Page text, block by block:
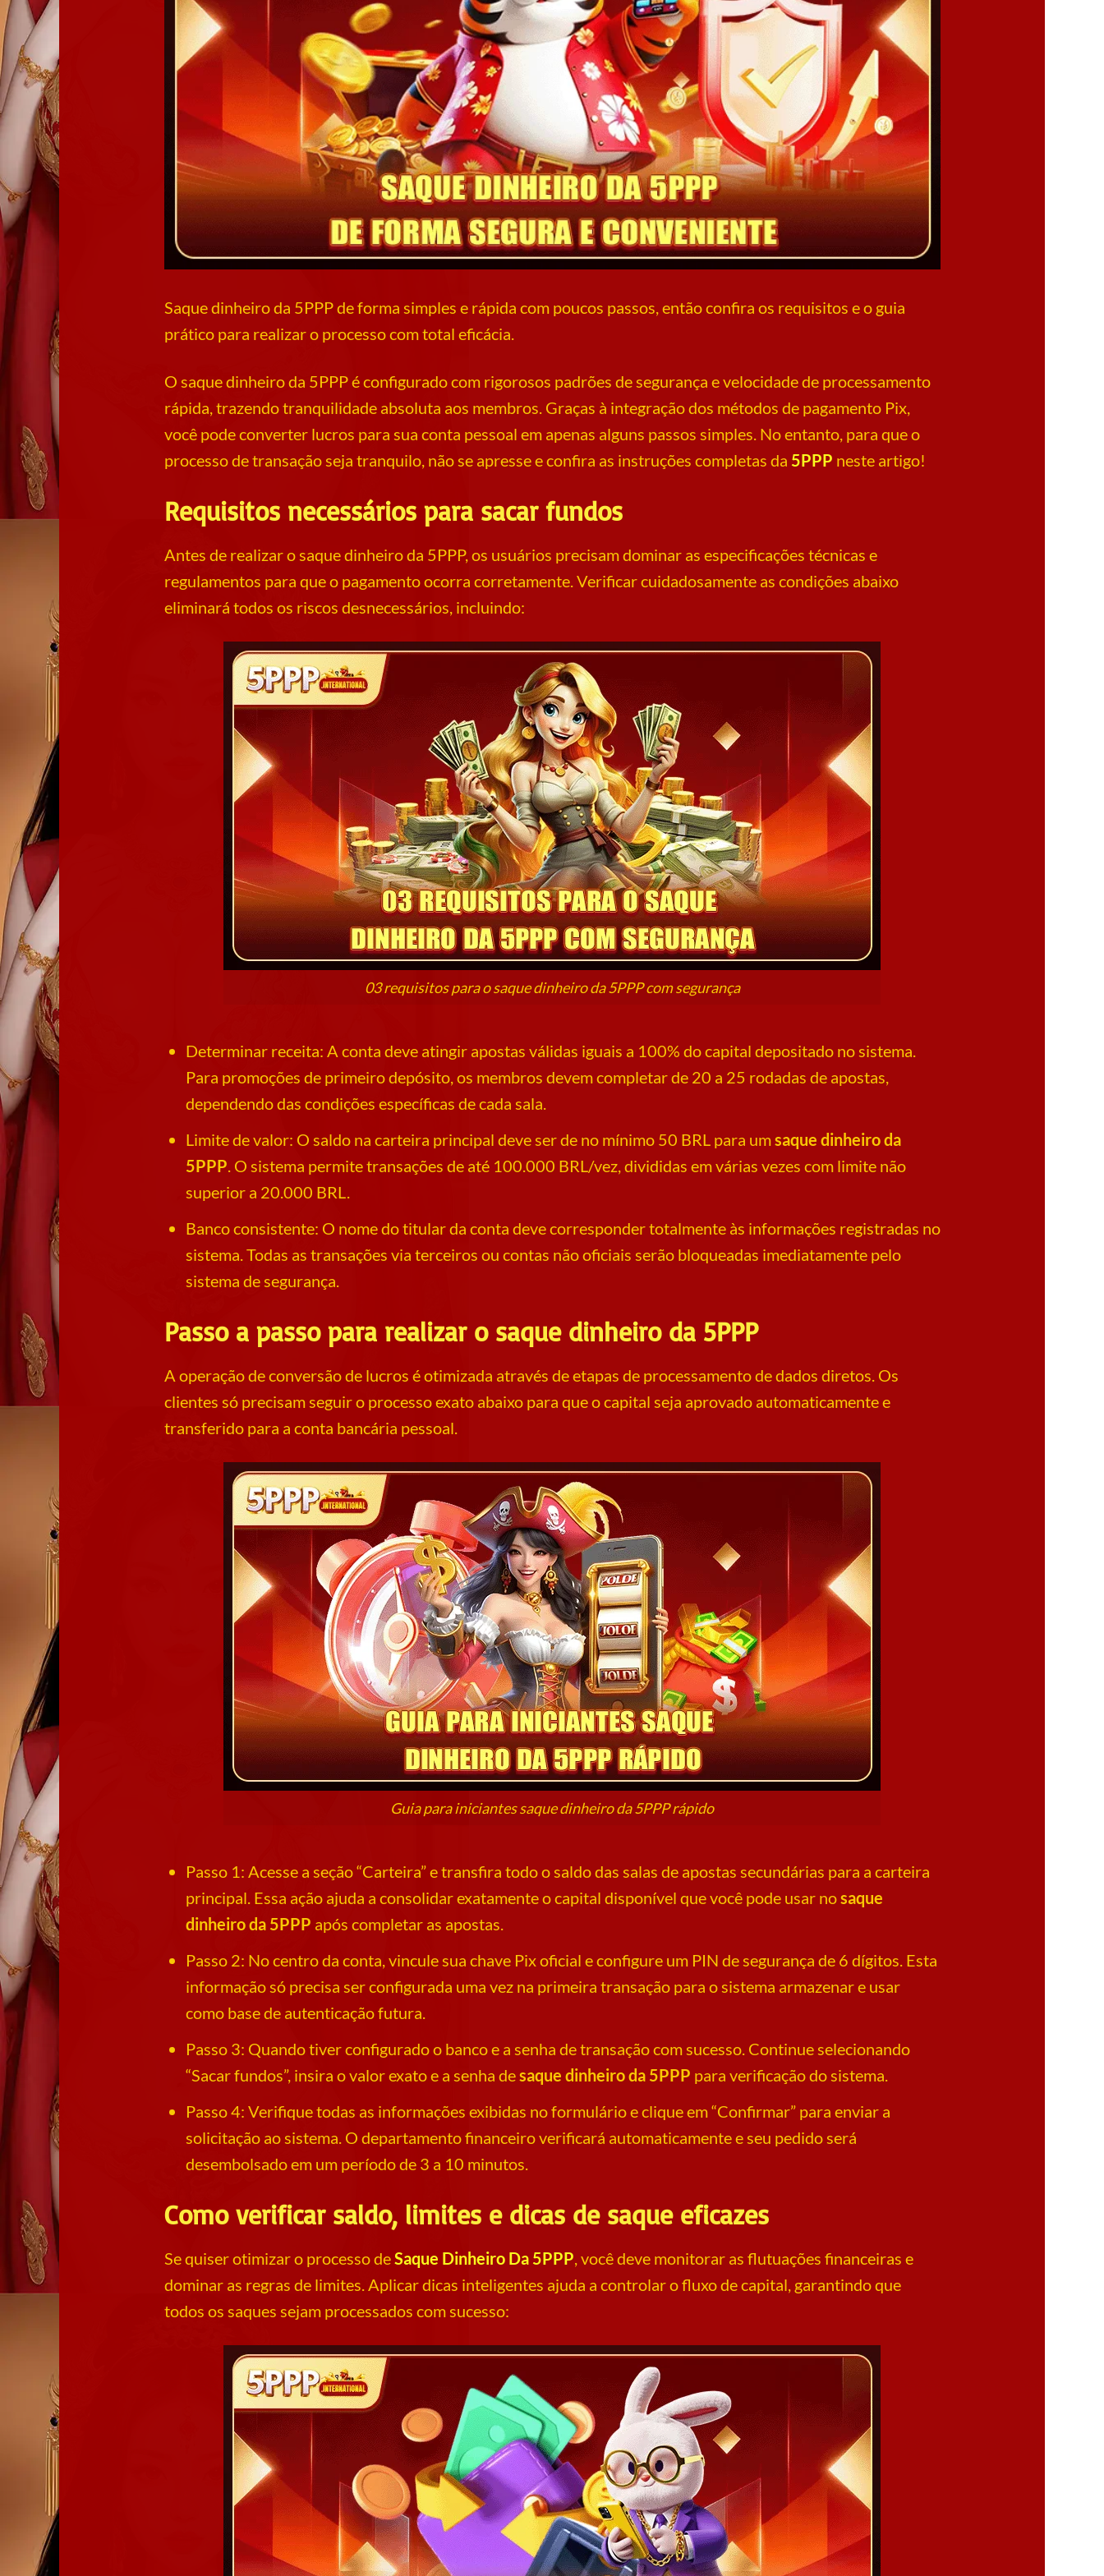
Saque dinheiro da 5PPPde forma simples e rápida com poucos passos, então confira os requisitos e o guia
prático para realizar o processo com total eficácia.
O saque dinheiro da 5PPP é configurado com rigorosos padrões de segurança e velocidade de processamento
rápida, trazendo tranquilidade absoluta aos membros. Graças à integração dos métodos de pagamento Pix,
você pode converter lucros para sua conta pessoal em apenas alguns passos simples. No entanto, para que o
processo de transação seja tranquilo, não se apresse e confira as instruções completas da 5PPP neste artigo!
Requisitos necessários para sacar fundos
Antes de realizar o saque dinheiro da 5PPP, os usuários precisam dominar as especificações técnicas e
regulamentos para que o pagamento ocorra corretamente. Verificar cuidadosamente as condições abaixo
eliminará todos os riscos desnecessários, incluindo:
03 requisitos para o saque dinheiro da 5PPP com segurança
Determinar receita: A conta deve atingir apostas válidas iguais a 100% do capital depositado no sistema.
Para promoções de primeiro depósito, os membros devem completar de 20 a 25 rodadas de apostas,
dependendo das condições específicas de cada sala.
Limite de valor: O saldo na carteira principal deve ser de no mínimo 50 BRL para umsaque dinheiro da
5PPP. O sistema permite transações de até 100.000 BRL/vez, divididas em várias vezes com limite não
superior a 20.000 BRL.
Banco consistente: O nome do titular da conta deve corresponder totalmente às informações registradas no
sistema. Todas as transações via terceiros ou contas não oficiais serão bloqueadas imediatamente pelo
sistema de segurança.
Passo a passo para realizar o saque dinheiro da 5PPP
A operação de conversão de lucros é otimizada através de etapas de processamento de dados diretos. Os
clientes só precisam seguir o processo exato abaixo para que o capital seja aprovado automaticamente e
transferido para a conta bancária pessoal.
Guia para iniciantes saque dinheiro da 5PPP rápido
Passo 1: Acesse a seção “Carteira” e transfira todo o saldo das salas de apostas secundárias para a carteira
principal. Essa ação ajuda a consolidar exatamente o capital disponível que você pode usar nosaque
dinheiro da 5PPP após completar as apostas.
Passo 2: No centro da conta, vincule sua chave Pix oficial e configure um PIN de segurança de 6 dígitos. Esta
informação só precisa ser configurada uma vez na primeira transação para o sistema armazenar e usar
como base de autenticação futura.
Passo 3: Quando tiver configurado o banco e a senha de transação com sucesso. Continue selecionando
“Sacar fundos”, insira o valor exato e a senha desaque dinheiro da 5PPP para verificação do sistema.
Passo 4: Verifique todas as informações exibidas no formulário e clique em “Confirmar” para enviar a
solicitação ao sistema. O departamento financeiro verificará automaticamente e seu pedido será
desembolsado em um período de 3 a 10 minutos.
Como verificar saldo, limites e dicas de saque eficazes
Se quiser otimizar o processo deSaque Dinheiro Da 5PPP, você deve monitorar as flutuações financeiras e
dominar as regras de limites. Aplicar dicas inteligentes ajuda a controlar o fluxo de capital, garantindo que
todos os saques sejam processados com sucesso: